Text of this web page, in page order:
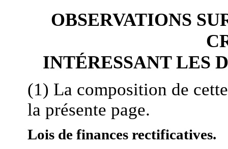
OBSERVATIONS
INTÉRESSANT LES
(1) La composition de
la présente page.
Lois de finances rectificatives.